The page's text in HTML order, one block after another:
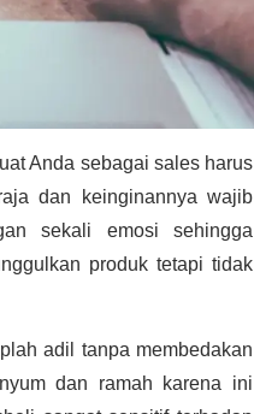
Anda sebagai sales harus
dan keinginannya wajib
sekali emosi sehingga
produk tetapi tidak
adil tanpa membedakan
dan ramah karena ini